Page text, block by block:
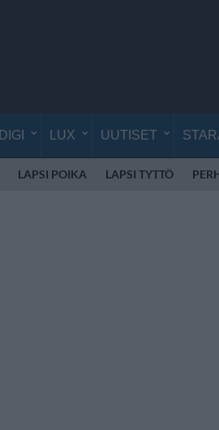
DIGI LUX UUTISET
LAPSI POIKA LAPSI TYTTÖ